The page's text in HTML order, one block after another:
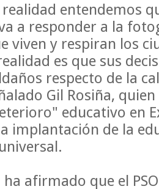
entendemos
a responder a la
viven y respiran los
es que sus
respecto de la
Gil Rosiña,
educativo en
implantación de la
afirmado que el